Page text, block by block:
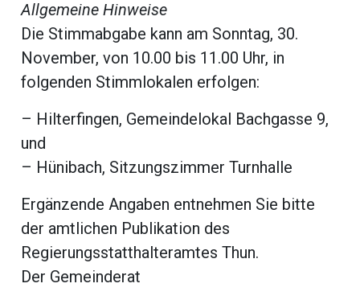
Allgemeine Hinweise
Die Stimmabgabe kann am Sonntag, 30.
November, von 10.00 bis 11.00 Uhr, in
folgenden Stimmlokalen erfolgen:
– Hilterfingen, Gemeindelokal Bachgasse 9,
und
– Hünibach, Sitzungszimmer Turnhalle
Ergänzende Angaben entnehmen Sie bitte
der amtlichen Publikation des
Regierungsstatthalteramtes Thun.
Der Gemeinderat